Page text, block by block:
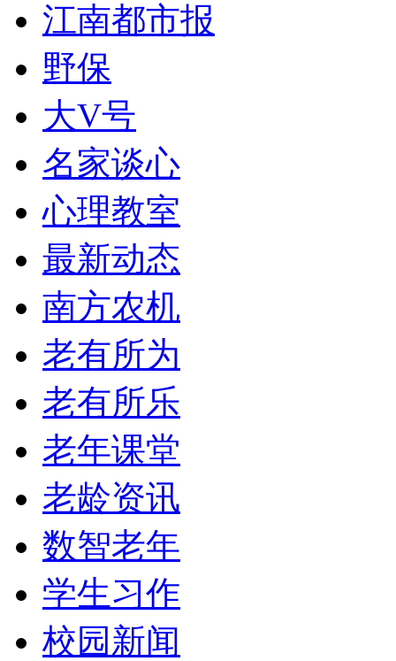
江南都市报
野保
大V号
名家谈心
心理教室
最新动态
南方农机
老有所为
老有所乐
老年课堂
老龄资讯
数智老年
学生习作
校园新闻